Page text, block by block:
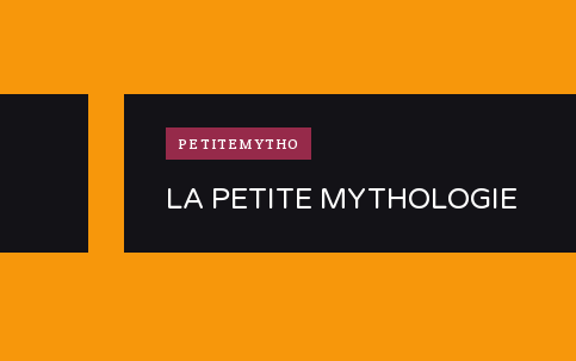
PETITEMYTHO
LA PETITE MYTHOLOGIE